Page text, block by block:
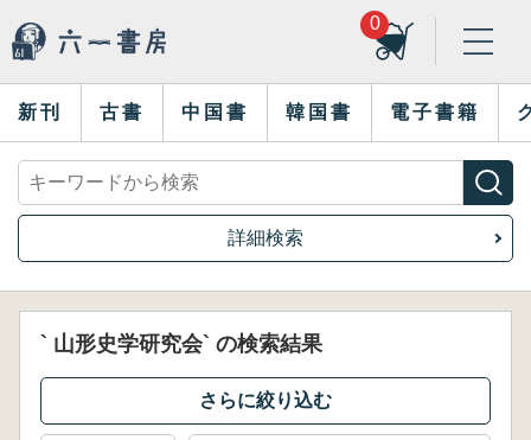
0
新刊 古書 中国書 韓国書 電子書籍
詳細検索
` 山形史学研究会` の検索結果